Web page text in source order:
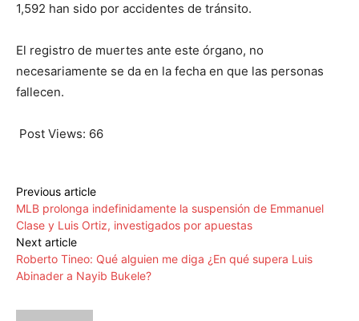
1,592 han sido por accidentes de tránsito.
El registro de muertes ante este órgano, no
necesariamente se da en la fecha en que las personas
fallecen.
Post Views: 66
Previous article
MLB prolonga indefinidamente la suspensión de Emmanuel
Clase y Luis Ortiz, investigados por apuestas
Next article
Roberto Tineo: Qué alguien me diga ¿En qué supera Luis
Abinader a Nayib Bukele?